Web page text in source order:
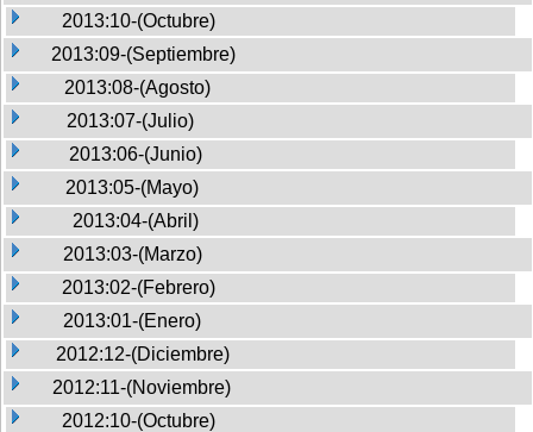
2013:10-(Octubre)
2013:09-(Septiembre)
2013:08-(Agosto)
2013:07-(Julio)
2013:06-(Junio)
2013:05-(Mayo)
2013:04-(Abril)
2013:03-(Marzo)
2013:02-(Febrero)
2013:01-(Enero)
2012:12-(Diciembre)
2012:11-(Noviembre)
2012:10-(Octubre)